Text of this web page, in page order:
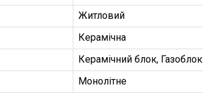
Житловий
Керамічна
Керамічний блок, Газоблок
Монолітне